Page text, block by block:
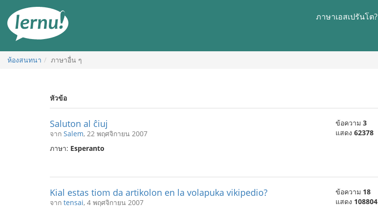
สารบัญ
ภาษาเอสเปรันโต?
ห้องสนทนา ภาษาอื่น ๆ
หัวข้อ
Saluton al ĉiuj
จาก Salem, 22 พฤศจิกายน 2007
ภาษา: Esperanto
ข้อความ 3
แสดง 62378
Kial estas tiom da artikolon en la volapuka vikipedio?
จาก tensai, 4 พฤศจิกายน 2007
ข้อความ 18
แสดง 108804